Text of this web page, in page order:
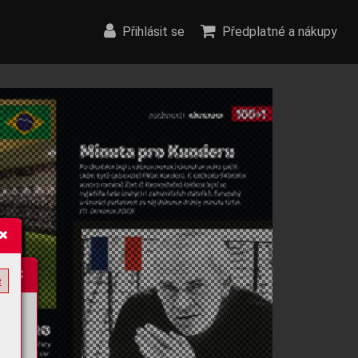
Přihlásit se Předplatné a nákupy